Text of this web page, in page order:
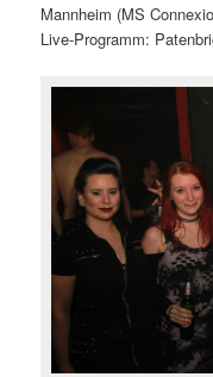
Mannheim (MS
Live-Programm: